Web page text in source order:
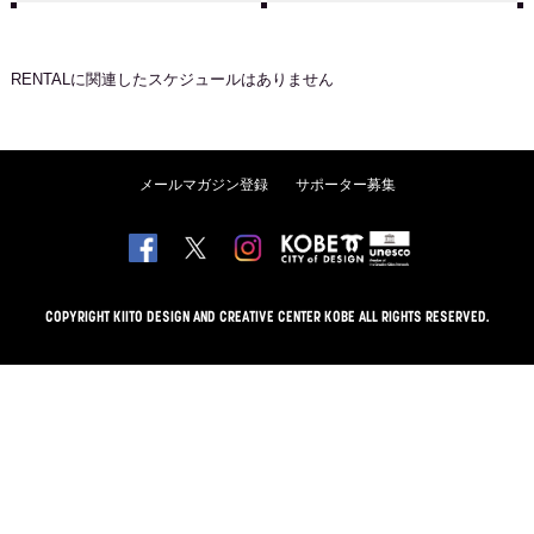
RENTAL に関連したスケジュールはありません
メールマガジン登録 サポーター募集
COPYRIGHT KIITO DESIGN AND CREATIVE CENTER KOBE ALL RIGHTS RESERVED.